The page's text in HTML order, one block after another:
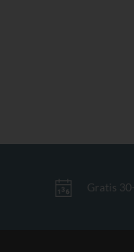
Gratis